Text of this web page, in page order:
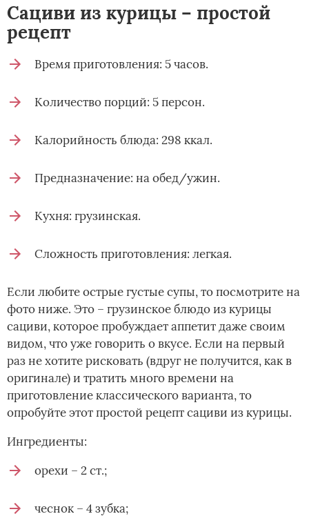
Сациви из курицы – простой
рецепт
Время приготовления: 5 часов.
Количество порций: 5 персон.
Калорийность блюда: 298 ккал.
Предназначение: на обед/ужин.
Кухня: грузинская.
Сложность приготовления: легкая.
Если любите острые густые супы, то посмотрите на
фото ниже. Это – грузинское блюдо из курицы
сациви, которое пробуждает аппетит даже своим
видом, что уже говорить о вкусе. Если на первый
раз не хотите рисковать (вдруг не получится, как в
оригинале) и тратить много времени на
приготовление классического варианта, то
опробуйте этот простой рецепт сациви из курицы.
Ингредиенты:
орехи – 2 ст.;
чеснок – 4 зубка;